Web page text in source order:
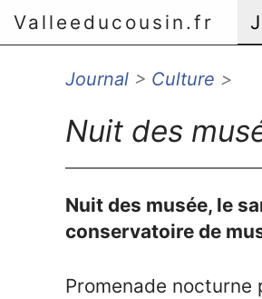
Valleeducousin.fr
Aller au menu principal
Aller au menu secondaire
Journal > Culture >
Nuit des
Nuit des musée, le
conservatoire de
Promenade